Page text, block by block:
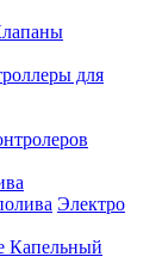
для
Электро
Капельный